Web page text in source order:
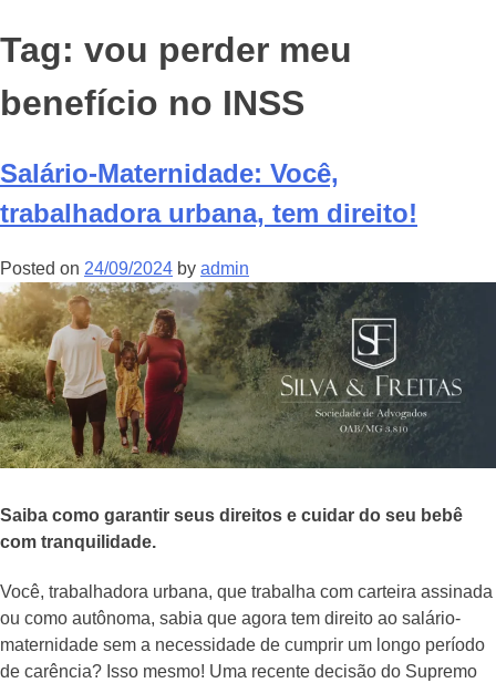
Tag: vou perder meu
benefício no INSS
Salário-Maternidade: Você,
trabalhadora urbana, tem direito!
Posted on 24/09/2024 by admin
Saiba como garantir seus direitos e cuidar do seu bebê
com tranquilidade.
Você, trabalhadora urbana, que trabalha com carteira assinada
ou como autônoma, sabia que agora tem direito ao salário-
maternidade sem a necessidade de cumprir um longo período
de carência? Isso mesmo! Uma recente decisão do Supremo